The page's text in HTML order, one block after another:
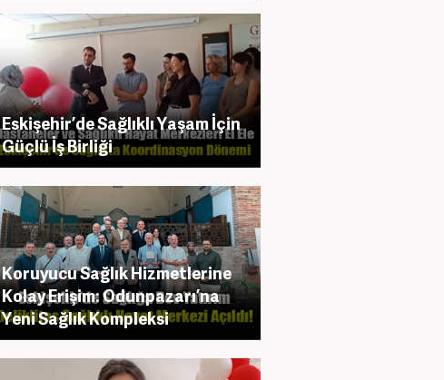
Eskişehir’de Sağlıklı Yaşam İçin
Güçlü İş Birliği
Koruyucu Sağlık Hizmetlerine
Kolay Erişim: Odunpazarı’na
Yeni Sağlık Kompleksi